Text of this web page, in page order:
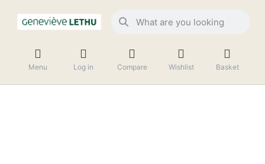
Menu Log in Compare Wishlist Basket